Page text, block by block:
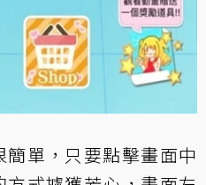
單，只要點擊畫面中